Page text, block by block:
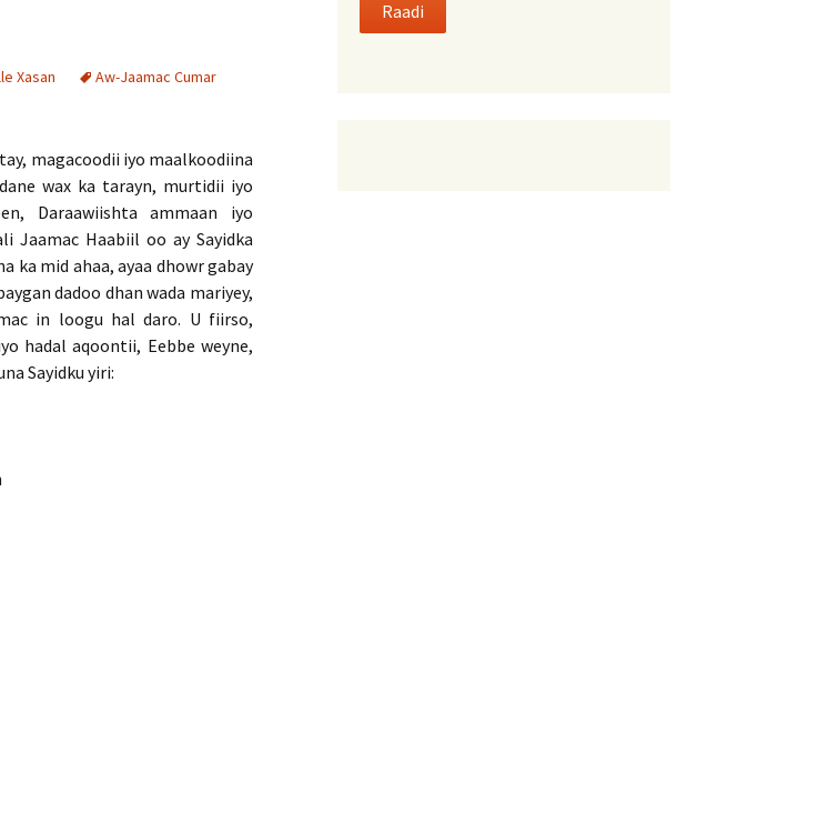
Xasan
Aw-Jaamac Cumar
magacoodii iyo maalkoodiina
wax ka tarayn, murtidii iyo
Daraawiishta ammaan iyo
Jaamac Haabiil oo ay Sayidka
ka mid ahaa, ayaa dhowr gabay
dadoo dhan wada mariyey,
in loogu hal daro. U fiirso,
hadal aqoontii, Eebbe weyne,
Sayidku yiri:
Raadi